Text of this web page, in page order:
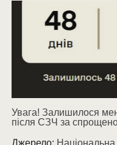
Увага! Залишилося
після СЗЧ за
Джерело: